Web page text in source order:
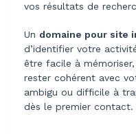
vos résultats de
Un domaine pour site
d’identifier votre
être facile à
rester cohérent avec
ambigu ou difficile à
dès le premier contact.